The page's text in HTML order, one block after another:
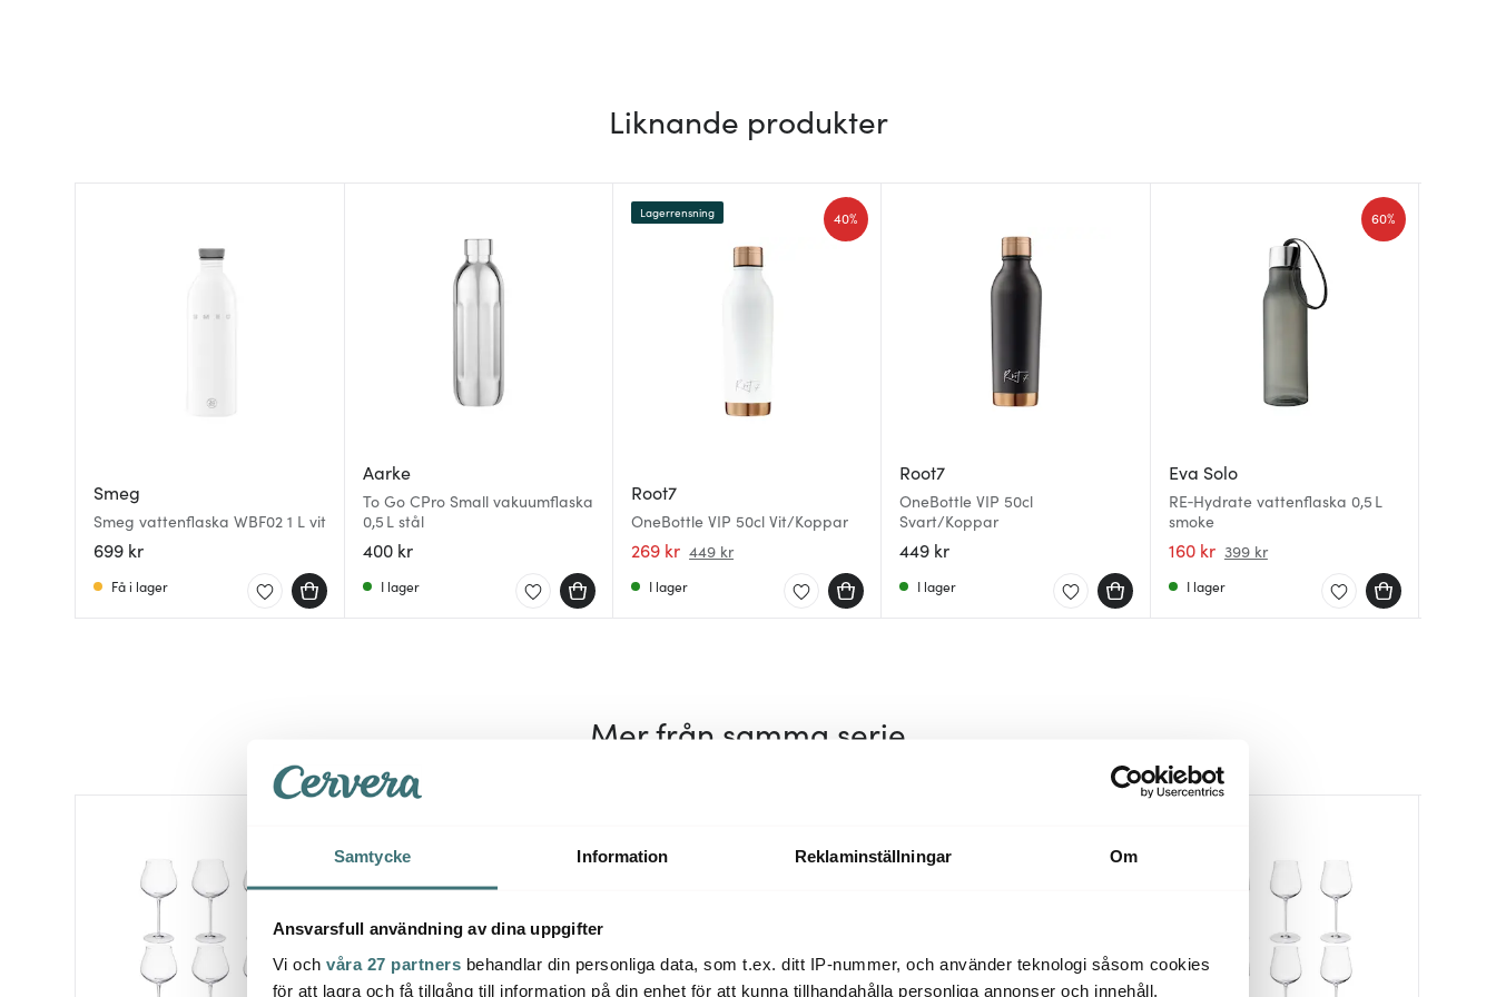
Samtycke Information Reklaminställningar Om
Ansvarsfull användning av dina uppgifter
Vi och våra 27 partners behandlar din personliga data, som t.ex. ditt IP-nummer, och använder teknologi såsom cookies
för att lagra och få tillgång till information på din enhet för att kunna tillhandahålla personliga annonser och innehåll,
Liknande produkter
Smeg
Smeg vattenflaska WBF02 1 L vit
699 kr
Få i lager
Aarke
To Go CPro Small vakuumflaska
0,5 L stål
400 kr
I lager
Root7
OneBottle VIP 50cl Vit/Koppar
269 kr 449 kr
40%
Lagerrensning
I lager
Root7
OneBottle VIP 50cl
Svart/Koppar
449 kr
I lager
Eva Solo
RE‑Hydrate vattenflaska 0,5 L
smoke
160 kr 399 kr
60%
I lager
Mer från samma serie